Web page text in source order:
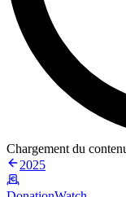
Chargement du
2025